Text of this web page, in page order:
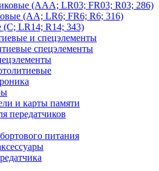
(AAA; LR03; FR03; R03; 286)
(AA; LR6; FR6; R6; 316)
(C; LR14; R14; 343)
и спецэлементы
спецэлементы
и карты памяти
передатчиков
питания